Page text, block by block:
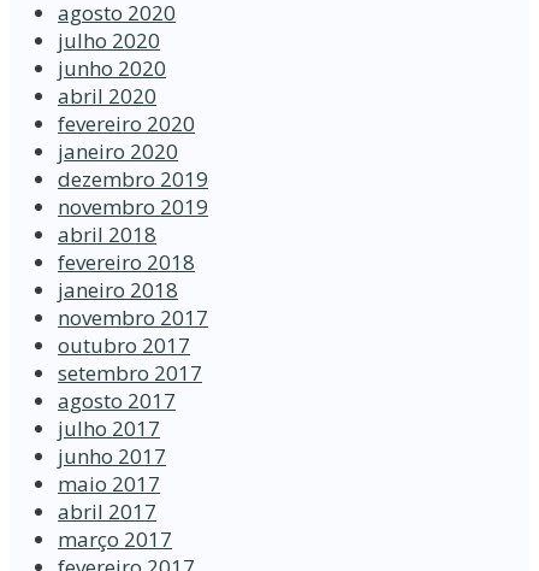
agosto 2020
julho 2020
junho 2020
abril 2020
fevereiro 2020
janeiro 2020
dezembro 2019
novembro 2019
abril 2018
fevereiro 2018
janeiro 2018
novembro 2017
outubro 2017
setembro 2017
agosto 2017
julho 2017
junho 2017
maio 2017
abril 2017
março 2017